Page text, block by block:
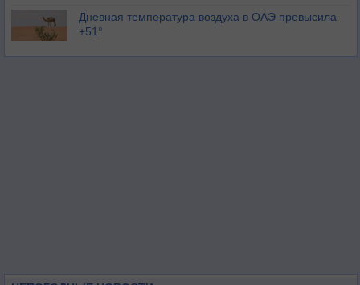
Дневная температура воздуха в ОАЭ превысила
+51°